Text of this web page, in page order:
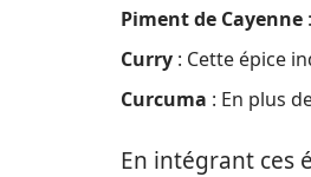
Piment de Cayenne
Curry : Cette épice
Curcuma : En plus
En intégrant ces